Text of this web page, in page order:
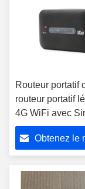
Routeur portatif
routeur portatif
4G WiFi avec
Slot 2100mah
Obtenez le